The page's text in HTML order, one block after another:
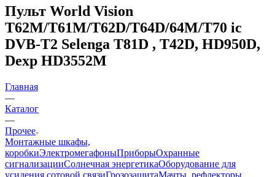
Пульт World Vision
T62M/T61М/T62D/T64D/64M/Т70 ic
DVB-T2 Selenga T81D , T42D, HD950D,
Dexp HD3552M
Главная
—
Каталог
—
Прочее
Монтажные шкафы,
коробкиЭлектромегафоныПриборыОхранные
сигнализацииСолнечная энергетикаОборудование для
усиления сотовой связиГрозозащитаМачты, рефлекторы,